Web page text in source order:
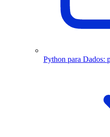
Python para Dados: